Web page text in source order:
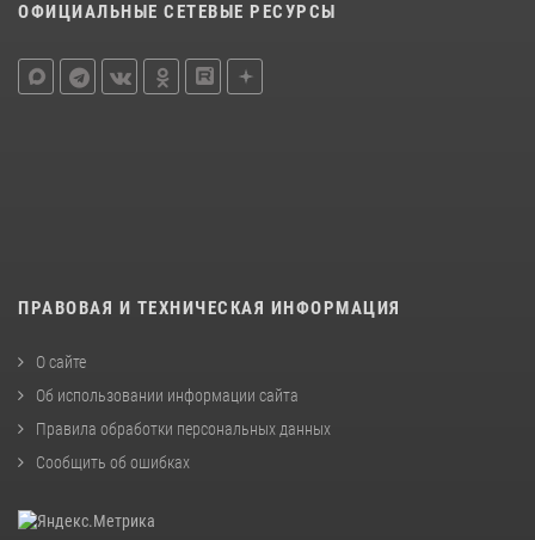
ОФИЦИАЛЬНЫЕ СЕТЕВЫЕ РЕСУРСЫ
ПРАВОВАЯ И ТЕХНИЧЕСКАЯ ИНФОРМАЦИЯ
О сайте
Об использовании информации сайта
Правила обработки персональных данных
Сообщить об ошибках